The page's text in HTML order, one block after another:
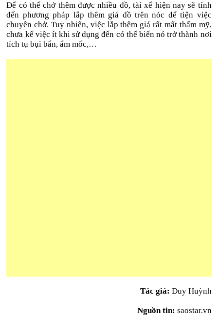
Để có thể chở thêm được nhiều đồ, tài xế hiện nay sẽ tính
đến phương pháp lắp thêm giá đồ trên nóc để tiện việc
chuyên chở. Tuy nhiên, việc lắp thêm giá rất mất thẩm mỹ,
chưa kể việc ít khi sử dụng đến có thể biến nó trở thành nơi
tích tụ bụi bẩn, ẩm mốc,…
Tác giả: Duy Huỳnh
Nguồn tin: saostar.vn